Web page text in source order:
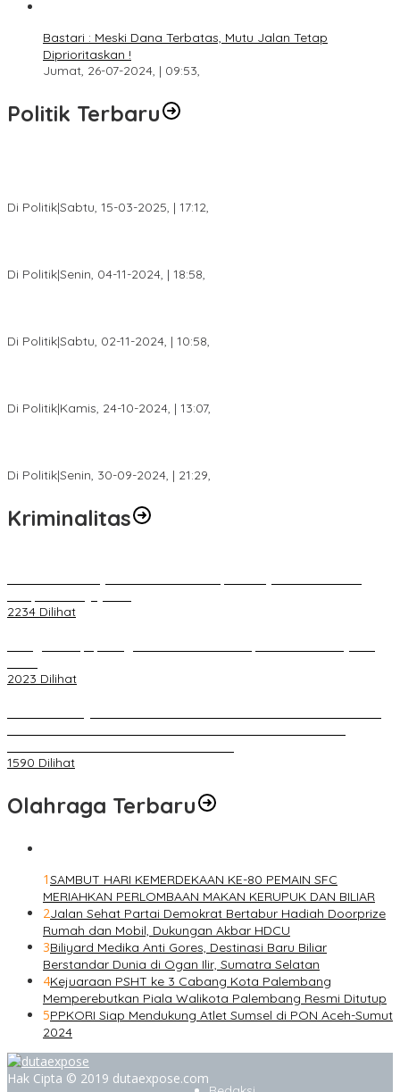
Bastari : Meski Dana Terbatas, Mutu Jalan Tetap
Diprioritaskan !
Jumat, 26-07-2024, | 09:53,
Politik Terbaru
Di Politik|Sabtu, 15-03-2025, | 17:12,
Di Politik|Senin, 04-11-2024, | 18:58,
Di Politik|Sabtu, 02-11-2024, | 10:58,
Di Politik|Kamis, 24-10-2024, | 13:07,
Di Politik|Senin, 30-09-2024, | 21:29,
Kriminalitas
2234 Dilihat
2023 Dilihat
1590 Dilihat
Olahraga Terbaru
1SAMBUT HARI KEMERDEKAAN KE-80 PEMAIN SFC
MERIAHKAN PERLOMBAAN MAKAN KERUPUK DAN BILIAR
2Jalan Sehat Partai Demokrat Bertabur Hadiah Doorprize
Rumah dan Mobil, Dukungan Akbar HDCU
3Biliyard Medika Anti Gores, Destinasi Baru Biliar
Berstandar Dunia di Ogan Ilir, Sumatra Selatan
4Kejuaraan PSHT ke 3 Cabang Kota Palembang
Memperebutkan Piala Walikota Palembang Resmi Ditutup
5PPKORI Siap Mendukung Atlet Sumsel di PON Aceh-Sumut
2024
Hak Cipta © 2019 dutaexpose.com